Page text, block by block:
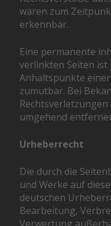
waren zum
erkennbar.
Eine permanente
verlinkten Seiten
Anhaltspunkte
zumutbar. Bei
umgehend
Urheberrecht
Die durch die
und Werke auf
deutschen
Bearbeitung,